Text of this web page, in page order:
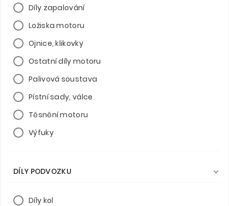
Díly zapalování
Ložiska motoru
Ojnice, klikovky
Ostatní díly motoru
Palivová soustava
Pístní sady, válce
Těsnění motoru
Výfuky
DÍLY PODVOZKU 
Díly kol